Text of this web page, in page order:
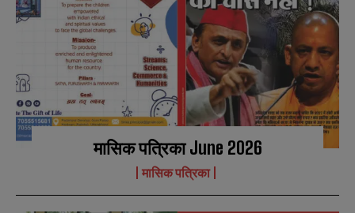
मासिक पत्रिका June 2026
मासिक पत्रिका